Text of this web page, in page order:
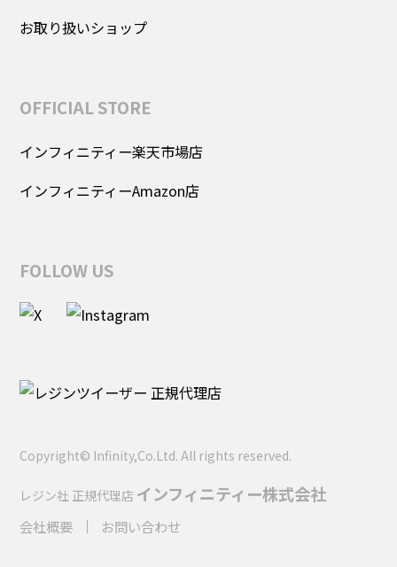
お取り扱いショップ
OFFICIAL STORE
インフィニティー楽天市場店
インフィニティーAmazon店
FOLLOW US
Copyright© Infinity,Co.Ltd. All rights reserved.
レジン社 正規代理店 インフィニティー株式会社
会社概要 お問い合わせ